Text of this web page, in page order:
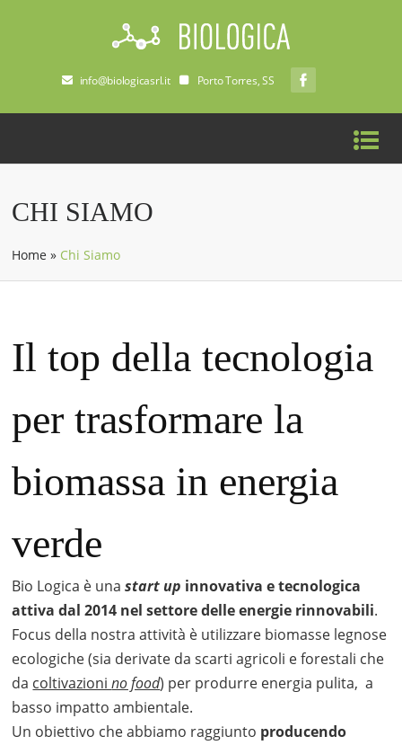
info@biologicasrl.it Porto Torres, SS
CHI SIAMO
Home » Chi Siamo
Il top della tecnologia
per trasformare la
biomassa in energia
verde
Bio Logica è unastart up innovativa e tecnologica
attiva dal 2014 nel settore delle energie rinnovabili.
Focus della nostra attività è utilizzare biomasse legnose
ecologiche (sia derivate da scarti agricoli e forestali che
da coltivazionino food) per produrre energia pulita, a
basso impatto ambientale.
Un obiettivo che abbiamo raggiunto producendo